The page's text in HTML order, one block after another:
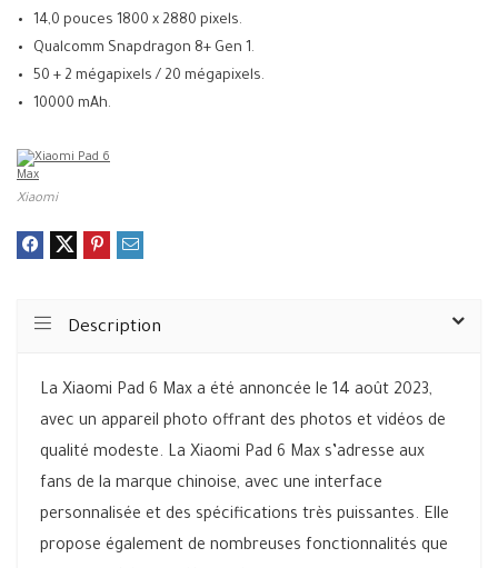
14,0 pouces 1800 x 2880 pixels.
Qualcomm Snapdragon 8+ Gen 1.
50 + 2 mégapixels / 20 mégapixels.
10000 mAh.
Xiaomi
Description
La Xiaomi Pad 6 Max a été annoncée le 14 août 2023,
avec un appareil photo offrant des photos et vidéos de
qualité modeste. La Xiaomi Pad 6 Max s’adresse aux
fans de la marque chinoise, avec une interface
personnalisée et des spécifications très puissantes. Elle
propose également de nombreuses fonctionnalités que